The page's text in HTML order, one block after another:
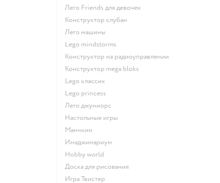
Лего Friends для девочек
Конструктор слубан
Лего машины
Lego mindstorms
Конструктор на радиоуправлении
Конструктор mega bloks
Lego классик
Lego princess
Лего джуниорс
Настольные игры
Манчкин
Имаджинариум
Hobby world
Доска для рисования
Игра Твистер